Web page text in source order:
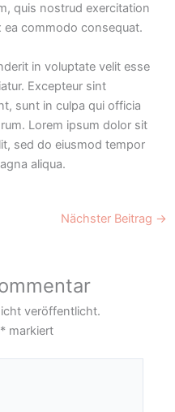
quis nostrud exercitation
ea commodo consequat.
in voluptate velit esse
Excepteur sint
sunt in culpa qui officia
Lorem ipsum dolor sit
sed do eiusmod tempor
aliqua.
Nächster Beitrag →
veröffentlicht.
* markiert